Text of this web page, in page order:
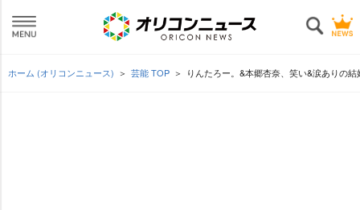
ホーム (オリコンニュース) 芸能 TOP りんたろー。&本郷杏奈、笑い&涙ありの